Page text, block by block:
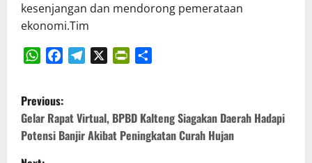
kesenjangan dan mendorong pemerataan
ekonomi.Tim
P
o
s
Previous:
Gelar Rapat Virtual, BPBD Kalteng Siagakan Daerah Hadapi
Potensi Banjir Akibat Peningkatan Curah Hujan